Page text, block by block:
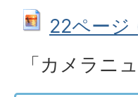
22ページ
「カメラニ